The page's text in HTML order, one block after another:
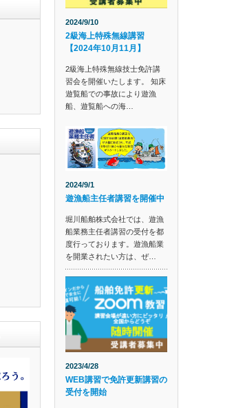
2024/9/10
2級海上特殊無線講習
【2024年10月11月】
2級海上特殊無線技士免許講
習会を開催いたします。 知床
遊覧船での事故により遊漁
船、遊覧船への海…
2024/9/1
遊漁船主任者講習を開催中
堀川船舶株式会社では、遊漁
船業務主任者講習の受付を都
度行っております。遊漁船業
を開業されたい方は、ぜ…
2023/4/28
WEB講習で免許更新講習の
受付を開始